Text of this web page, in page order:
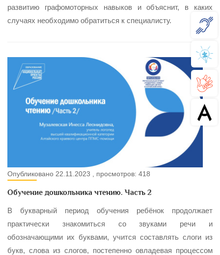
развитию графомоторных навыков и объяснит, в каких
случаях необходимо обратиться к специалисту.
Опубликовано 22.11.2023 , просмотров: 418
Обучение дошкольника чтению. Часть 2
В букварный период обучения ребёнок продолжает
практически знакомиться со звуками речи и
обозначающими их буквами, учится составлять слоги из
букв, слова из слогов, постепенно овладевая процессом